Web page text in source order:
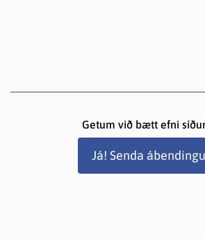
Getum við bætt efni
Já! Senda ábendingu